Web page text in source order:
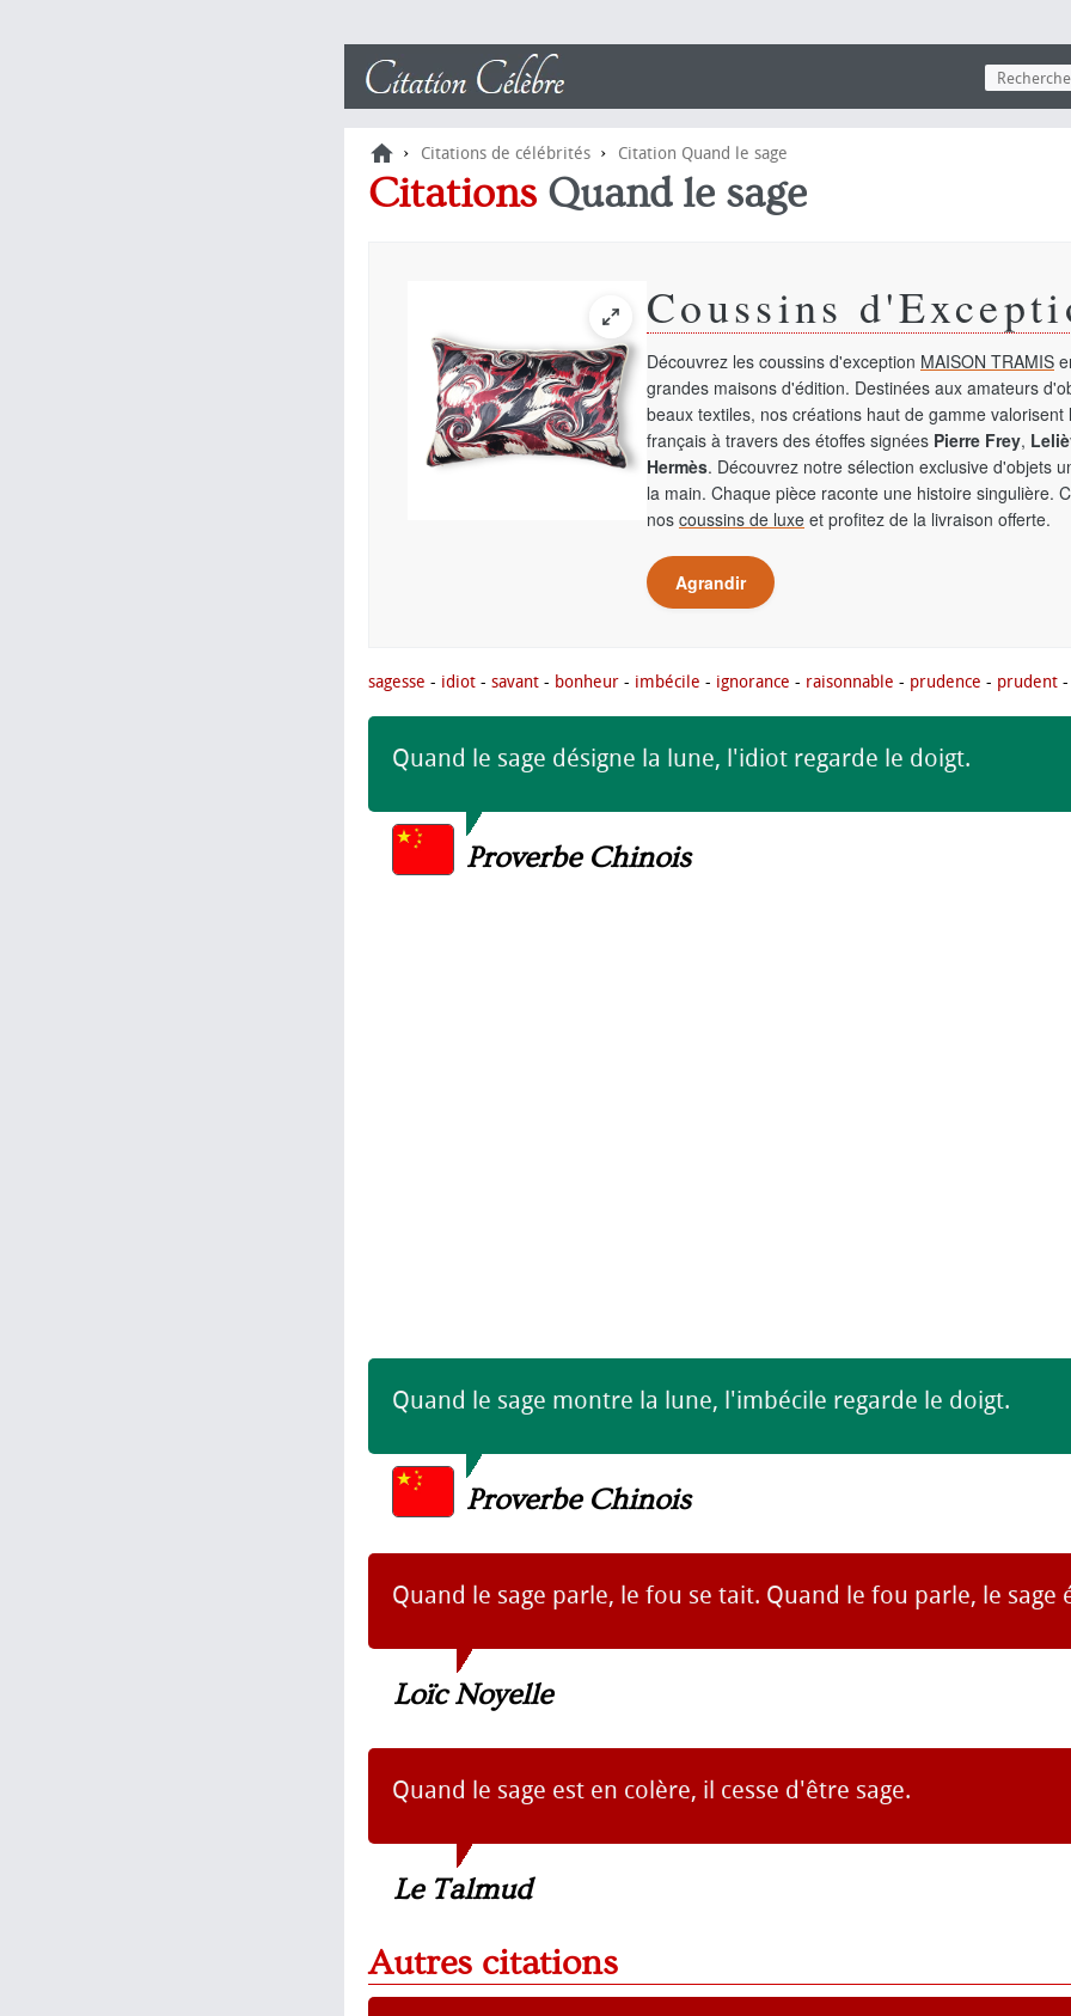
› Citations de célébrités › Citation Quand le sage
Citations Quand le sage
Coussins
Découvrez les coussins d'exception MAISON TRAMIS
grandes maisons d'édition. Destinées aux amateurs
beaux textiles, nos créations haut de gamme valorisent
français à travers des étoffes signées Pierre Frey,
Hermès. Découvrez notre sélection exclusive d'objets
la main. Chaque pièce raconte une histoire singulière.
nos coussins de luxe et profitez de la livraison offerte.
Agrandir
sagesse - idiot - savant - bonheur - imbécile - ignorance - raisonnable - prudence - prudent
Quand le sage désigne la lune, l'idiot regarde le doigt.
Proverbe Chinois
Quand le sage montre la lune, l'imbécile regarde le doigt.
Proverbe Chinois
Quand le sage parle, le fou se tait. Quand le fou parle, le sage
Loïc Noyelle
Quand le sage est en colère, il cesse d'être sage.
Le Talmud
Autres citations